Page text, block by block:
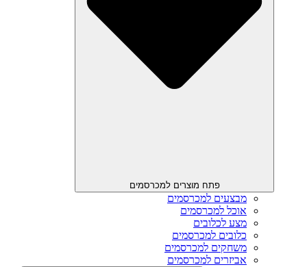
פתח מוצרים למכרסמים
מבצעים למכרסמים
אוכל למכרסמים
מצע לכלובים
כלובים למכרסמים
משחקים למכרסמים
אביזרים למכרסמים